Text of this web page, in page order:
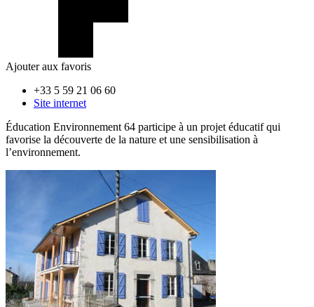
Ajouter aux favoris
+33 5 59 21 06 60
Site internet
Éducation Environnement 64 participe à un projet éducatif qui
favorise la découverte de la nature et une sensibilisation à
l’environnement.